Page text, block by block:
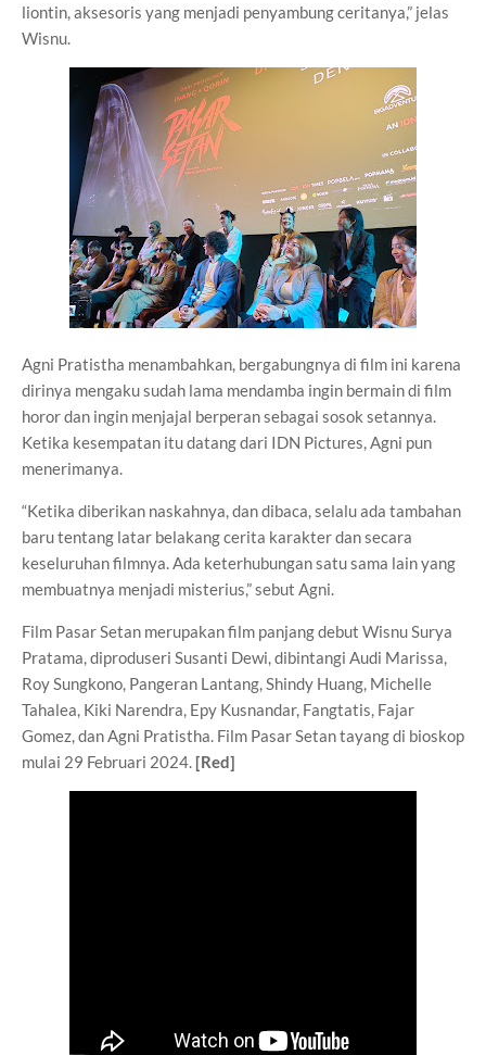
liontin, aksesoris yang menjadi penyambung ceritanya,” jelas
Wisnu.
Agni Pratistha menambahkan, bergabungnya di film ini karena
dirinya mengaku sudah lama mendamba ingin bermain di film
horor dan ingin menjajal berperan sebagai sosok setannya.
Ketika kesempatan itu datang dari IDN Pictures, Agni pun
menerimanya.
“Ketika diberikan naskahnya, dan dibaca, selalu ada tambahan
baru tentang latar belakang cerita karakter dan secara
keseluruhan filmnya. Ada keterhubungan satu sama lain yang
membuatnya menjadi misterius,” sebut Agni.
Film Pasar Setan merupakan film panjang debut Wisnu Surya
Pratama, diproduseri Susanti Dewi, dibintangi Audi Marissa,
Roy Sungkono, Pangeran Lantang, Shindy Huang, Michelle
Tahalea, Kiki Narendra, Epy Kusnandar, Fangtatis, Fajar
Gomez, dan Agni Pratistha. Film Pasar Setan tayang di bioskop
mulai 29 Februari 2024. [Red]